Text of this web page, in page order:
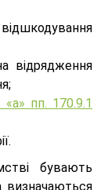
відрядження
«а» пп. 170.9.1
бувають
визначаються